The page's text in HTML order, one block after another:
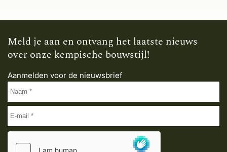
Meld je aan en ontvang het laatste nieuws
over onze kempische bouwstijl!
Aanmelden voor de nieuwsbrief